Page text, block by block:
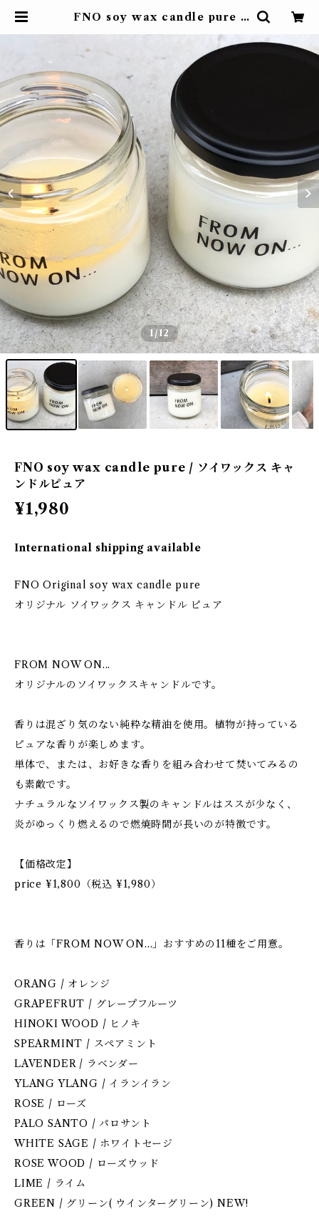
FNO soy wax candle pure /
ROM NOW ON... フロムナウオ
1/12
FNO soy wax candle pure / ソイワックス キャ
ンドルピュア
¥1,980
International shipping available
FNO Original soy wax candle pure
オリジナル ソイワックス キャンドル ピュア
FROM NOW ON...
オリジナルのソイワックスキャンドルです。
香りは混ざり気のない純粋な精油を使用。植物が持っている
ピュアな香りが楽しめます。
単体で、または、お好きな香りを組み合わせて焚いてみるの
も素敵です。
ナチュラルなソイワックス製のキャンドルはススが少なく、
炎がゆっくり燃えるので燃焼時間が長いのが特徴です。
【価格改定】
price ¥1,800（税込 ¥1,980）
香りは「FROM NOW ON...」おすすめの11種をご用意。
ORANG / オレンジ
GRAPEFRUT / グレープフルーツ
HINOKI WOOD / ヒノキ
SPEARMINT / スペアミント
LAVENDER / ラベンダー
YLANG YLANG / イランイラン
ROSE / ローズ
PALO SANTO / パロサント
WHITE SAGE / ホワイトセージ
ROSE WOOD / ローズウッド
LIME / ライム
GREEN / グリーン( ウインターグリーン) NEW!